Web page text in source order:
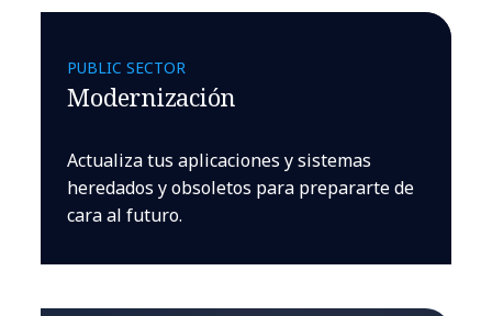
PUBLIC SECTOR
Modernización
Actualiza tus aplicaciones y sistemas
heredados y obsoletos para prepararte de
cara al futuro.